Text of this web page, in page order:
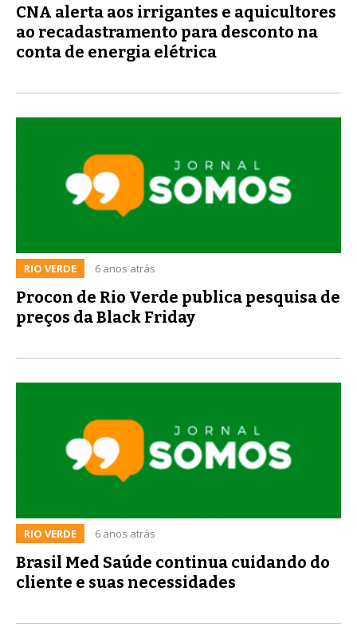
CNA alerta aos irrigantes e aquicultores
ao recadastramento para desconto na
conta de energia elétrica
RIO VERDE 6 anos atrás
Procon de Rio Verde publica pesquisa de
preços da Black Friday
RIO VERDE 6 anos atrás
Brasil Med Saúde continua cuidando do
cliente e suas necessidades